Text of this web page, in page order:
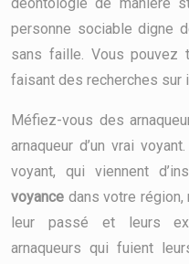
personne sociable digne
sans faille. Vous pouvez
faisant des recherches sur
Méfiez-vous des
arnaqueur d’un vrai
voyant, qui viennent
voyance dans votre région,
leur passé et leurs
arnaqueurs qui fuient